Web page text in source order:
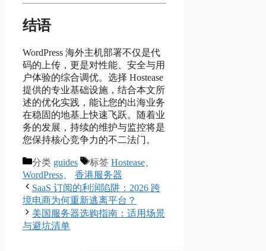
结语
WordPress 海外主机部署不仅是代
码的上传，更是对性能、安全与用
户体验的综合调优。选择 Hostease
提供的专业基础设施，结合本文所
述的优化实践，能让您的出海业务
在稳固的地基上快速飞跃。随着业
务的发展，持续的维护与监控将是
您保持核心竞争力的不二法门。
分类 guides 标签 Hostease
WordPress
香港服务器
SaaS 订阅的利润陷阱：2026 跨
境电商为何重新逃离平台？
美国服务器选购指南：适用场景
与避坑清单